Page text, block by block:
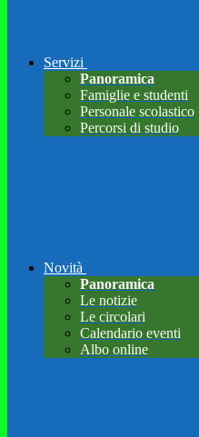
Servizi
Panoramica
Famiglie e studenti
Personale scolastico
Percorsi di studio
Novità
Panoramica
Le notizie
Le circolari
Calendario eventi
Albo online